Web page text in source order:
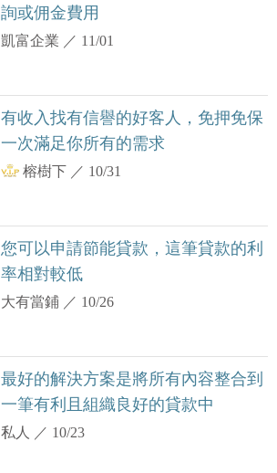
詢或佣金費用
凱富企業 ／ 11/01
有收入找有信譽的好客人，免押免保
一次滿足你所有的需求
榕樹下 ／ 10/31
您可以申請節能貸款，這筆貸款的利
率相對較低
大有當鋪 ／ 10/26
最好的解決方案是將所有內容整合到
一筆有利且組織良好的貸款中
私人 ／ 10/23